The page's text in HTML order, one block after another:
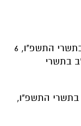
ערב החג וימי החג, מיום שני, י"ד בתשרי התשפ"ו, 6
כ"ב בתשרי
בתשרי התשפ"ו,